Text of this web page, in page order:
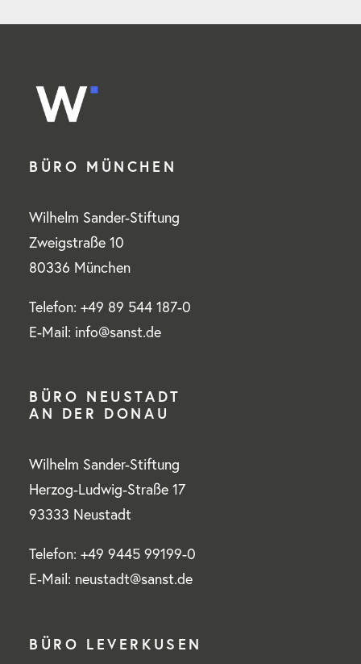
BÜRO MÜNCHEN
Wilhelm Sander-Stiftung
Zweigstraße 10
80336 München
Telefon: +49 89 544 187-0
E-Mail: info@sanst.de
BÜRO NEUSTADT
AN DER DONAU
Wilhelm Sander-Stiftung
Herzog-Ludwig-Straße 17
93333 Neustadt
Telefon: +49 9445 99199-0
E-Mail: neustadt@sanst.de
BÜRO LEVERKUSEN